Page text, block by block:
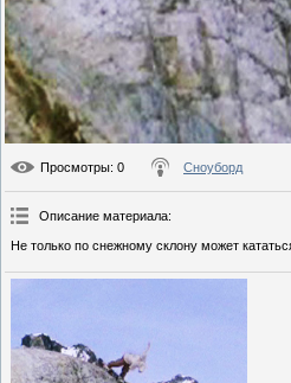
Просмотры: 0 Сноуборд
Описание материала:
Не только по снежному склону может